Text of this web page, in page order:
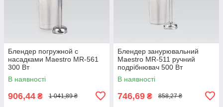
Блендер погружной с
насадками Maestro MR-561
300 Вт
многофункциональный
блендер для измельчения и
В наявності
906,44 ₴ 1 041,89 ₴
Блендер занурювальний
Maestro MR-511 ручний
подрібнювач 500 Вт
В наявності
746,69 ₴ 858,27 ₴